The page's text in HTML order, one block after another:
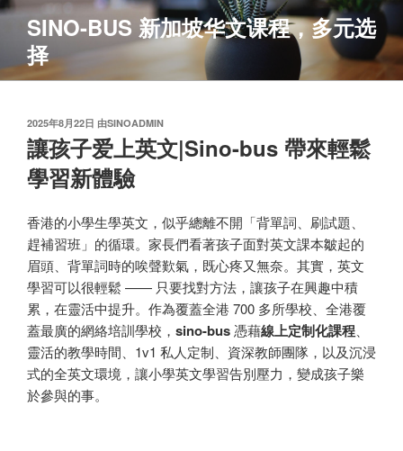
跳
容
SINO-BUS 新加坡华文课程，多元选
择
发
布
于
2025年8月22日 由SINOADMIN
讓孩子爱上英文|Sino-bus 帶來輕鬆
學習新體驗
香港的小學生學英文，似乎總離不開「背單詞、刷試題、
趕補習班」的循環。家長們看著孩子面對英文課本皺起的
眉頭、背單詞時的唉聲歎氣，既心疼又無奈。其實，英文
學習可以很輕鬆 —— 只要找對方法，讓孩子在興趣中積
累，在靈活中提升。作為覆蓋全港 700 多所學校、全港覆
蓋最廣的網絡培訓學校， sino-bus憑藉線上定制化課程、
靈活的教學時間、1v1 私人定制、資深教師團隊，以及沉浸
式的全英文環境，讓小學英文學習告別壓力，變成孩子樂
於參與的事。